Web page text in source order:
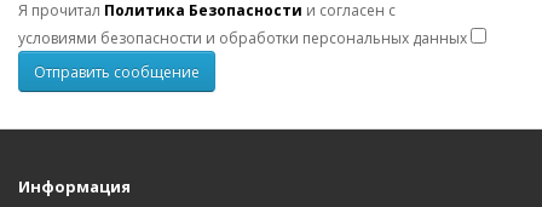
Я прочитал Политика Безопасности и согласен с
условиями безопасности и обработки персональных данных
Информация